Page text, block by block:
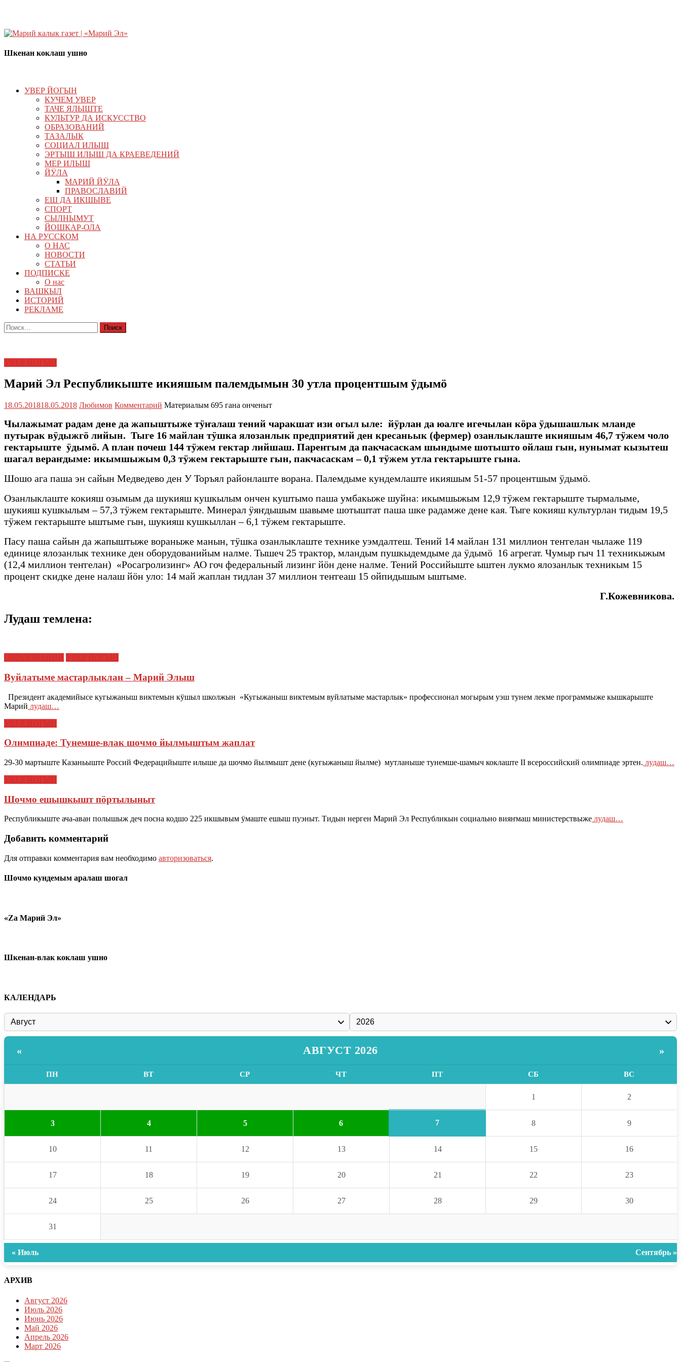
Шкенан коклаш ушно
УВЕР ЙОГЫН
КУЧЕМ УВЕР
ТАЧЕ ЯЛЫШТЕ
КУЛЬТУР ДА ИСКУССТВО
ОБРАЗОВАНИЙ
ТАЗАЛЫК
СОЦИАЛ ИЛЫШ
ЭРТЫШ ИЛЫШ ДА КРАЕВЕДЕНИЙ
МЕР ИЛЫШ
ЙӰЛА
МАРИЙ ЙӰЛА
ПРАВОСЛАВИЙ
ЕШ ДА ИКШЫВЕ
СПОРТ
СЫЛНЫМУТ
ЙОШКАР-ОЛА
НА РУССКОМ
О НАС
НОВОСТИ
СТАТЬИ
ПОДПИСКЕ
О нас
ВАШКЫЛ
ИСТОРИЙ
РЕКЛАМЕ
Найти:
Марий Эл Республикыште икияшым палемдымын 30 утла процентшым ӱдымӧ
18.05.201818.05.2018 Любимов Комментарий Материалым 695 гана онченыт
Чылажымат радам дене да жапыштыже тӱҥалаш тений чаракшат изи огыл ыле: йӱрлан да юалге игечылан кӧра ӱдышашлык мланде
путырак вӱдыжгӧ лийын. Тыге 16 майлан тӱшка ялозанлык предприятий ден кресаньык (фермер) озанлыклаште икияшым 46,7 тӱжем чоло
гектарыште ӱдымӧ. А план почеш 144 тӱжем гектар лийшаш. Пареҥгым да пакчасаскам шындыме шотышто ойлаш гын, нунымат кызытеш
шагал вераҥдыме: икымшыжым 0,3 тӱжем гектарыште гын, пакчасаскам – 0,1 тӱжем утла гектарыште гына.
Шошо ага паша эн сайын Медведево ден У Торъял районлаште ворана. Палемдыме кундемлаште икияшым 51-57 процентшым ӱдымӧ.
Озанлыклаште кокияш озымым да шукияш кушкылым ончен куштымо паша умбакыже шуйна: икымшыжым 12,9 тӱжем гектарыште тырмалыме,
шукияш кушкылым – 57,3 тӱжем гектарыште. Минерал ӱяҥдышым шавыме шотыштат паша шке радамже дене кая. Тыге кокияш культурлан тидым 19,5
тӱжем гектарыште ыштыме гын, шукияш кушкыллан – 6,1 тӱжем гектарыште.
Пасу паша сайын да жапыштыже вораныже манын, тӱшка озанлыклаште технике уэмдалтеш. Тений 14 майлан 131 миллион теҥгелан чылаже 119
единице ялозанлык технике ден оборудованийым налме. Тышеч 25 трактор, мландым пушкыдемдыме да ӱдымӧ 16 агрегат. Чумыр гыч 11 техникыжым
(12,4 миллион теҥгелан) «Росагролизинг» АО гоч федеральный лизинг йӧн дене налме. Тений Российыште ыштен лукмо ялозанлык техникым 15
процент скидке дене налаш йӧн уло: 14 май жаплан тидлан 37 миллион теҥгеаш 15 ойпидышым ыштыме.
Г.Кожевникова.
Лудаш темлена:
Вуйлатыме мастарлыклан – Марий Элыш
Президент академийысе кугыжаныш виктемын кӱшыл школжын «Кугыжаныш виктемым вуйлатыме мастарлык» профессионал могырым уэш тунем лекме программыже кышкарыште
Марий лудаш…
Олимпиаде: Тунемше-влак шочмо йылмыштым жаплат
29-30 мартыште Казаньыште Россий Федерацийыште илыше да шочмо йылмышт дене (кугыжаныш йылме) мутланыше тунемше-шамыч коклаште II всероссийский олимпиаде эртен. лудаш…
Шочмо ешышкышт пӧртылыныт
Республикыште ача-аван полышыж деч посна кодшо 225 икшывым ӱмаште ешыш пуэныт. Тидын нерген Марий Эл Республикын социально вияҥмаш министерствыже лудаш…
Добавить комментарий
Для отправки комментария вам необходимо авторизоваться.
Шочмо кундемым аралаш шогал
«Zа Марий Эл»
Шкенан-влак коклаш ушно
КАЛЕНДАРЬ
« АВГУСТ 2026 »
ПН ВТ СР ЧТ ПТ СБ ВС
1 2
3 4 5 6 7 8 9
10 11 12 13 14 15 16
17 18 19 20 21 22 23
24 25 26 27 28 29 30
31
« Июль Сентябрь »
АРХИВ
Август 2026
Июль 2026
Июнь 2026
Май 2026
Апрель 2026
Март 2026